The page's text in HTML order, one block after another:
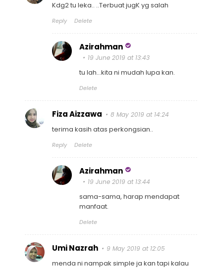
Kdg2 tu leka.. ..Terbuat jugK yg salah
Reply Delete
Azirahman
19 June 2019 at 13:43
tu lah...kita ni mudah lupa kan.
Delete
Fiza Aizzawa 8 May 2019 at 14:24
terima kasih atas perkongsian..
Reply Delete
Azirahman
19 June 2019 at 13:44
sama-sama, harap mendapat
manfaat.
Delete
Umi Nazrah 9 May 2019 at 12:05
menda ni nampak simple ja kan tapi kalau